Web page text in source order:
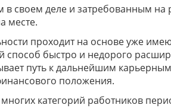
в своем деле и затребованным на
месте.
проходит на основе уже
способ быстро и недорого
путь к дальнейшим
положения.
категорий работников